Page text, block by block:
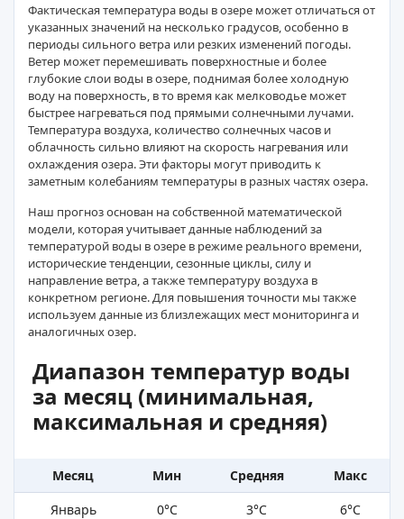
Фактическая температура воды в озере может отличаться от
указанных значений на несколько градусов, особенно в
периоды сильного ветра или резких изменений погоды.
Ветер может перемешивать поверхностные и более
глубокие слои воды в озере, поднимая более холодную
воду на поверхность, в то время как мелководье может
быстрее нагреваться под прямыми солнечными лучами.
Температура воздуха, количество солнечных часов и
облачность сильно влияют на скорость нагревания или
охлаждения озера. Эти факторы могут приводить к
заметным колебаниям температуры в разных частях озера.
Наш прогноз основан на собственной математической
модели, которая учитывает данные наблюдений за
температурой воды в озере в режиме реального времени,
исторические тенденции, сезонные циклы, силу и
направление ветра, а также температуру воздуха в
конкретном регионе. Для повышения точности мы также
используем данные из близлежащих мест мониторинга и
аналогичных озер.
Диапазон температур воды
за месяц (минимальная,
максимальная и средняя)
Месяц Мин Средняя
Макс
Январь
0°C 3°C
6°C